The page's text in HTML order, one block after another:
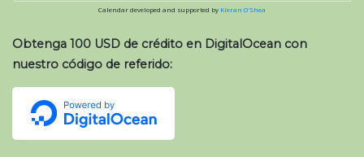
Calendar developed and supported by Kieran O'Shea
Obtenga 100 USD de crédito en DigitalOcean con
nuestro código de referido: